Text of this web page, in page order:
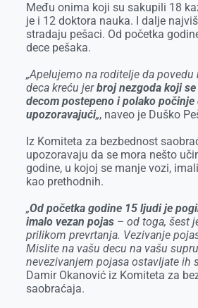
Među onima koji su sakupili 18
je i 12 doktora nauka. I dalje
stradaju pešaci. Od početka
dece pešaka.
„Apelujemo na roditelje da povedu
deca kreću jerbroj nezgoda koji
decom postepeno i polako počinje
upozoravajući„, naveo je Duško
Iz Komiteta za bezbednost
upozoravaju da se mora nešto
godine, u kojoj se manje vozi,
kao prethodnih.
„Od početka godine 15 ljudi je
imalo vezan pojas– od toga, šest
prilikom prevrtanja. Vezivanje
Mislite na vašu decu na vašu
nevezivanjem pojasa ostavljate ih
Damir Okanović iz Komiteta za
saobraćaja.